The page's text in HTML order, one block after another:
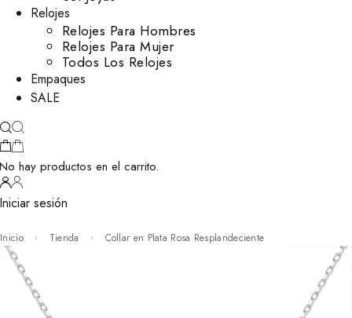
Relojes
Relojes Para Hombres
Relojes Para Mujer
Todos Los Relojes
Empaques
SALE
hay productos en el carrito.
sesión
Inicio Tienda Collar en Plata Rosa Resplandeciente